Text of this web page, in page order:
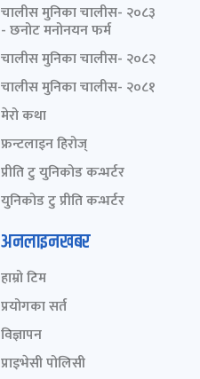
चालीस मुनिका चालीस- २०८३
- छनोट मनोनयन फर्म
चालीस मुनिका चालीस- २०८२
चालीस मुनिका चालीस- २०८१
मेरो कथा
फ्रन्टलाइन हिरोज्
प्रीति टु युनिकोड कन्भर्टर
युनिकोड टु प्रीति कन्भर्टर
अनलाइनखबर
हाम्रो टिम
प्रयोगका सर्त
विज्ञापन
प्राइभेसी पोलिसी